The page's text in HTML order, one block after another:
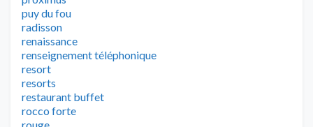
puy du fou
radisson
renaissance
renseignement téléphonique
resort
resorts
restaurant buffet
rocco forte